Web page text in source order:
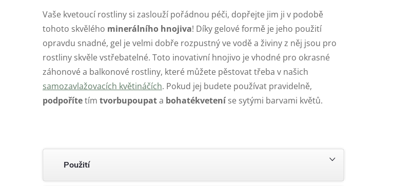
Vaše kvetoucí rostliny si zaslouží pořádnou péči, dopřejte jim ji v podobě
tohoto skvělého minerálního hnojiva! Díky gelové formě je jeho použití
opravdu snadné, gel je velmi dobře rozpustný ve vodě a živiny z něj jsou pro
rostliny skvěle vstřebatelné. Toto inovativní hnojivo je vhodné pro okrasné
záhonové a balkonové rostliny, které můžete pěstovat třeba v našich
samozavlažovacích květináčích. Pokud jej budete používat pravidelně,
podpořítetím tvorbupoupata bohatékveteníse sytými barvami květů.
Použití